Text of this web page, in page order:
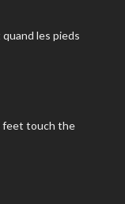
quand les pieds
feet touch the